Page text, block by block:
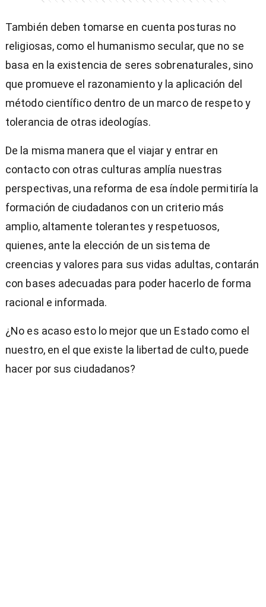
También deben tomarse en cuenta posturas no
religiosas, como el humanismo secular, que no se
basa en la existencia de seres sobrenaturales, sino
que promueve el razonamiento y la aplicación del
método científico dentro de un marco de respeto y
tolerancia de otras ideologías.
De la misma manera que el viajar y entrar en
contacto con otras culturas amplía nuestras
perspectivas, una reforma de esa índole permitiría la
formación de ciudadanos con un criterio más
amplio, altamente tolerantes y respetuosos,
quienes, ante la elección de un sistema de
creencias y valores para sus vidas adultas, contarán
con bases adecuadas para poder hacerlo de forma
racional e informada.
¿No es acaso esto lo mejor que un Estado como el
nuestro, en el que existe la libertad de culto, puede
hacer por sus ciudadanos?